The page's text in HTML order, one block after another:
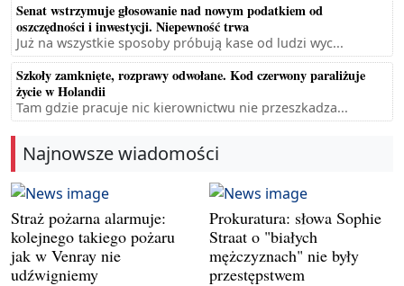
Senat wstrzymuje głosowanie nad nowym podatkiem od
oszczędności i inwestycji. Niepewność trwa
Już na wszystkie sposoby próbują kase od ludzi wyc...
Szkoły zamknięte, rozprawy odwołane. Kod czerwony paraliżuje
życie w Holandii
Tam gdzie pracuje nic kierownictwu nie przeszkadza...
Najnowsze wiadomości
Straż pożarna alarmuje:
kolejnego takiego pożaru
jak w Venray nie
udźwigniemy
Prokuratura: słowa Sophie
Straat o "białych
mężczyznach" nie były
przestępstwem